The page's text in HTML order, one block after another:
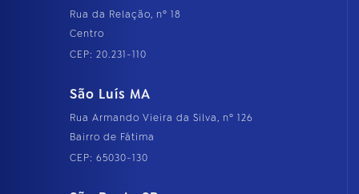
Rua da Relação, nº 18
Centro
CEP: 20.231-110
São Luís MA
Rua Armando Vieira da Silva, nº 126
Bairro de Fátima
CEP: 65030-130